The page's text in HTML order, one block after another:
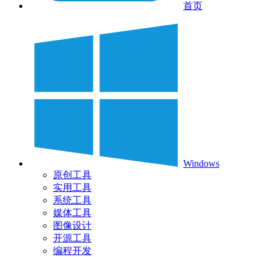
首页
Windows
原创工具
实用工具
系统工具
媒体工具
图像设计
开源工具
编程开发